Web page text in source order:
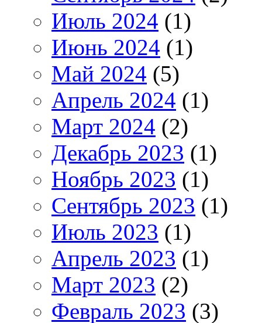
Июль 2024 (1)
Июнь 2024 (1)
Май 2024 (5)
Апрель 2024 (1)
Март 2024 (2)
Декабрь 2023 (1)
Ноябрь 2023 (1)
Сентябрь 2023 (1)
Июль 2023 (1)
Апрель 2023 (1)
Март 2023 (2)
Февраль 2023 (3)